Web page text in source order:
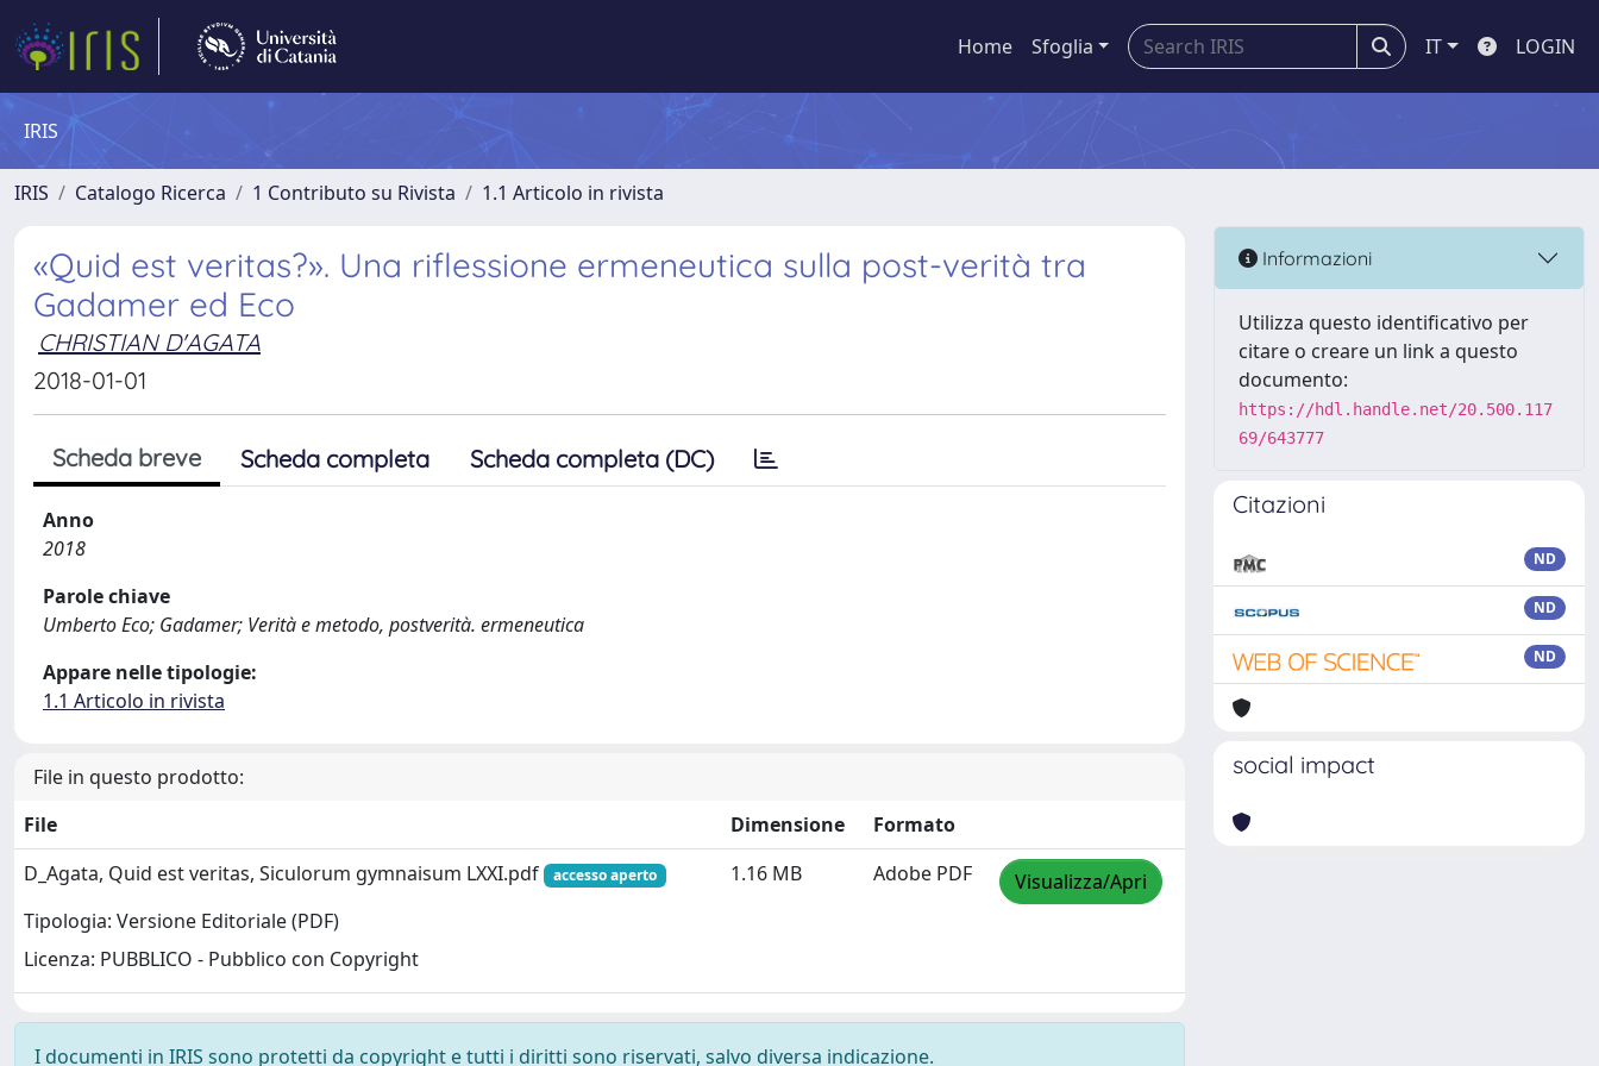
Home Sfoglia IT LOGIN
IRIS
IRIS Catalogo Ricerca 1 Contributo su Rivista 1.1 Articolo in rivista
«Quid est veritas?». Una riflessione ermeneutica sulla post-verità tra
Gadamer ed Eco
CHRISTIAN D'AGATA
2018-01-01
Scheda breve Scheda completa Scheda completa (DC)
Anno
2018
Parole chiave
Umberto Eco; Gadamer; Verità e metodo, postverità. ermeneutica
Appare nelle tipologie:
1.1 Articolo in rivista
File in questo prodotto:
File
Dimensione
Formato
D_Agata, Quid est veritas, Siculorum gymnaisum LXXI.pdf
accesso aperto
Tipologia: Versione Editoriale (PDF)
Licenza: PUBBLICO - Pubblico con Copyright
1.16 MB Adobe PDF Visualizza/Apri
I documenti in IRIS sono protetti da copyright e tutti i diritti sono riservati, salvo diversa indicazione.
Informazioni
Utilizza questo identificativo per
citare o creare un link a questo
documento:
https://hdl.handle.net/20.500.117
69/643777
Citazioni
ND
ND
ND
social impact